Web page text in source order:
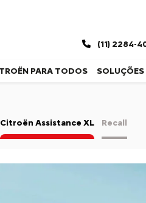
(11) 2284-
PARA TODOS
Citroën Assistance XL Recall